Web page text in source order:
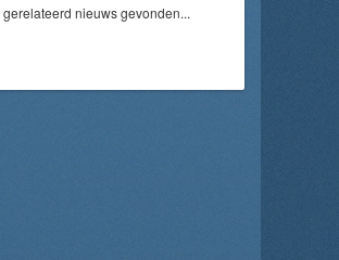
gerelateerd nieuws gevonden...